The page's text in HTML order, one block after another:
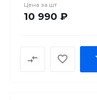
Цена за шт
10 990 ₽